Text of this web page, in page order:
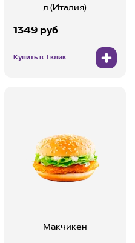
л (Италия)
1349 руб
Купить в 1 клик
Макчикен